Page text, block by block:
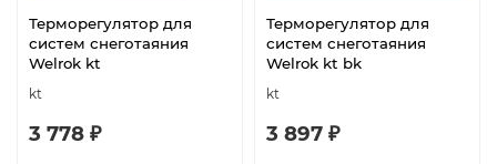
Терморегулятор для
систем снеготаяния
Welrok kt
kt
3 778 ₽
Терморегулятор для
систем снеготаяния
Welrok kt bk
kt
3 897 ₽